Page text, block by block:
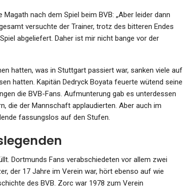
nach dem Spiel beim BVB: „Aber leider dann
versuchte der Trainer, trotz des bitteren Endes
abgeliefert. Daher ist mir nicht bange vor der
hatten, was in Stuttgart passiert war, sanken viele auf
hatten. Kapitän Dedryck Boyata feuerte wütend seine
die BVB-Fans. Aufmunterung gab es unterdessen
die der Mannschaft applaudierten. Aber auch im
fassungslos auf den Stufen.
Dortmunds Fans verabschiedeten vor allem zwei
der 17 Jahre im Verein war, hört ebenso auf wie
des BVB. Zorc war 1978 zum Verein
Die Kinostarts Der Woche: Was
Gibt Es Außer Nackten…
Admin Nov 13, 2024